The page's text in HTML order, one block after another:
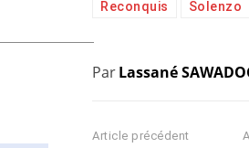
Reconquis
Solenzo
ParLassané
Article précédent